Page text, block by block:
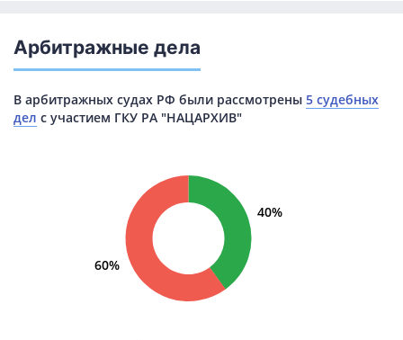
Арбитражные дела
В арбитражных судах РФ были рассмотрены 5 судебных
дел с участием ГКУ РА "НАЦАРХИВ"
40%
60%